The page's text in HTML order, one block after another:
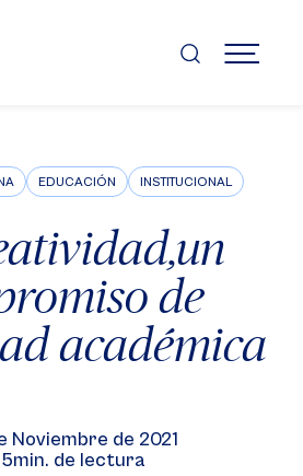
MENÚ
EDUCACIÓN INSTITUCIONAL
de
académica
Noviembre de 2021
5min. de lectura